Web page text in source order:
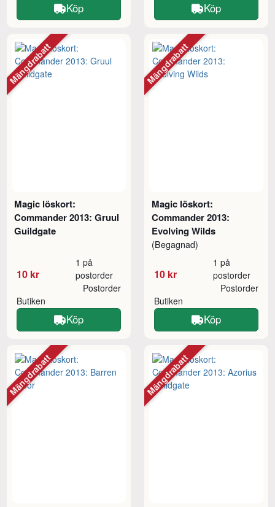
Köp Köp
Magic löskort:
Commander 2013: Gruul
Guildgate
10 kr
1 på
postorder
Butiken
Postorder
Köp
Mängdrabatt
Magic löskort:
Commander 2013:
Evolving Wilds
(Begagnad)
10 kr
1 på
postorder
Butiken
Postorder
Köp
Mängdrabatt
Mängdrabatt Mängdrabatt